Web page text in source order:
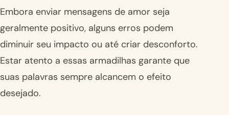
Embora enviar mensagens de amor seja
geralmente positivo, alguns erros podem
diminuir seu impacto ou até criar desconforto.
Estar atento a essas armadilhas garante que
suas palavras sempre alcancem o efeito
desejado.